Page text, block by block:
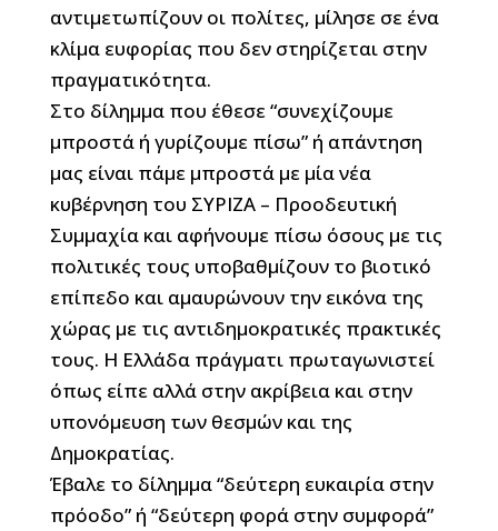
αντιμετωπίζουν οι πολίτες, μίλησε σε ένα
κλίμα ευφορίας που δεν στηρίζεται στην
πραγματικότητα.
Στο δίλημμα που έθεσε “συνεχίζουμε
μπροστά ή γυρίζουμε πίσω” ή απάντηση
μας είναι πάμε μπροστά με μία νέα
κυβέρνηση του ΣΥΡΙΖΑ – Προοδευτική
Συμμαχία και αφήνουμε πίσω όσους με τις
πολιτικές τους υποβαθμίζουν το βιοτικό
επίπεδο και αμαυρώνουν την εικόνα της
χώρας με τις αντιδημοκρατικές πρακτικές
τους. Η Ελλάδα πράγματι πρωταγωνιστεί
όπως είπε αλλά στην ακρίβεια και στην
υπονόμευση των θεσμών και της
Δημοκρατίας.
Έβαλε το δίλημμα “δεύτερη ευκαιρία στην
πρόοδο” ή “δεύτερη φορά στην συμφορά”